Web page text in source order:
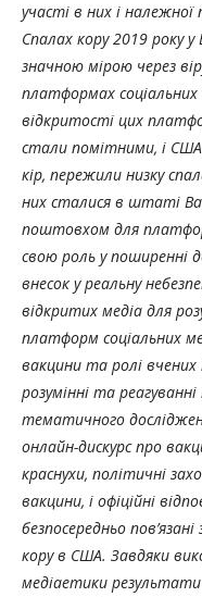
участі в них і належної
Спалах кору 2019 року
значною мірою через
платформах
відкритості цих
стали помітними, і США
кір, пережили низку
них сталися в штаті
поштовхом для
свою роль у поширенні
внесок у реальну
відкритих медіа для
платформ соціальних
вакцини та ролі вчених
розумінні та
тематичного
онлайн-дискурс про
краснухи, політичні
вакцини, і офіційні
безпосередньо
кору в США. Завдяки
медіаетики